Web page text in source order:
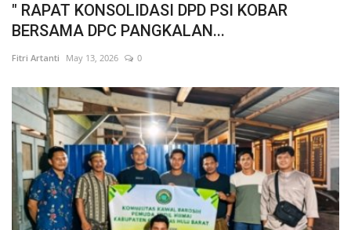
" RAPAT KONSOLIDASI DPD PSI KOBAR
BERSAMA DPC PANGKALAN...
Fitri Artanti May 13, 2026 0